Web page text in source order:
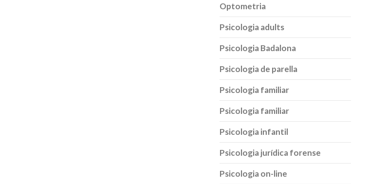
Optometria
Psicologia adults
Psicologia Badalona
Psicologia de parella
Psicologia familiar
Psicologia familiar
Psicologia infantil
Psicologia jurídica forense
Psicologia on-line